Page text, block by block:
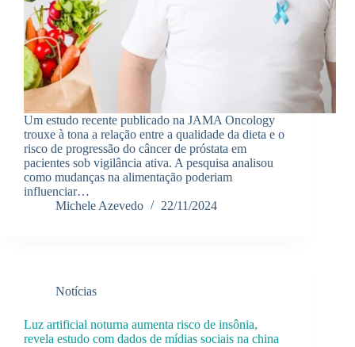
Um estudo recente publicado na JAMA Oncology
trouxe à tona a relação entre a qualidade da dieta e o
risco de progressão do câncer de próstata em
pacientes sob vigilância ativa. A pesquisa analisou
como mudanças na alimentação poderiam
influenciar…
Michele Azevedo
22/11/2024
Notícias
Luz artificial noturna aumenta risco de insônia,
revela estudo com dados de mídias sociais na china